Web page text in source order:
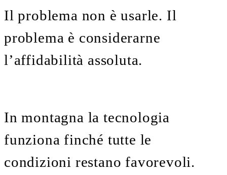
Il problema non è usarle. Il
problema è considerarne
l’affidabilità assoluta.
In montagna la tecnologia
funziona finché tutte le
condizioni restano favorevoli.